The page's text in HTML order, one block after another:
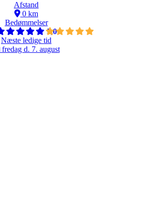
Afstand
0 km
Bedømmelser
5,0
Næste ledige tid
fredag d. 7. august